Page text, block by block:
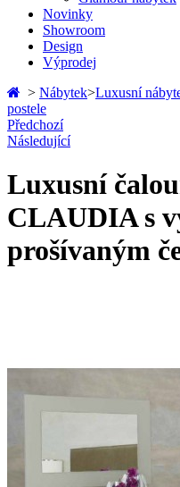
Novinky
Showroom
Design
Výprodej
> Nábytek>Luxusní
postele
Předchozí
Následující
Luxusní
CLAUDIA s
prošívaným